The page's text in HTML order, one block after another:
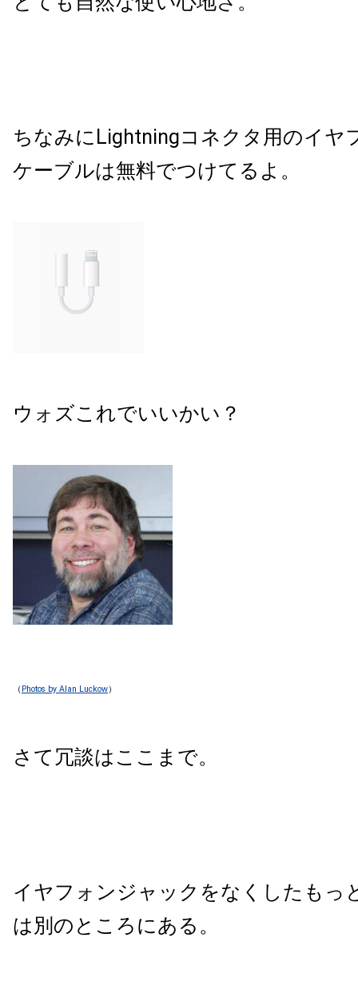
ちなみにLightningコネクタ用のイヤ
ケーブルは無料でつけてるよ。
ウォズこれでいいかい？
（Photos by Alan Luckow）
さて冗談はここまで。
イヤフォンジャックをなくしたもっ
は別のところにある。